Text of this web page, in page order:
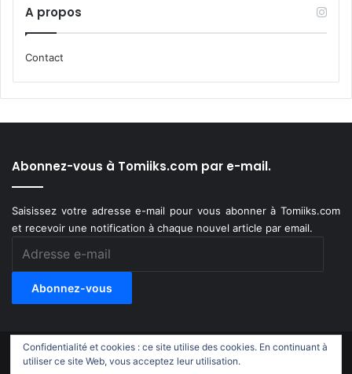
A propos
Contact
Abonnez-vous à Tomiiks.com par e-mail.
Saisissez votre adresse e-mail pour vous abonner à Tomiiks.com
et recevoir une notification à chaque nouvel article par email.
Abonnez-vous
© Copyright 2011-2018, All Rights Reserved |
Confidentialité et cookies : ce site utilise des cookies. En continuant à
utiliser ce site Web, vous acceptez leur utilisation.